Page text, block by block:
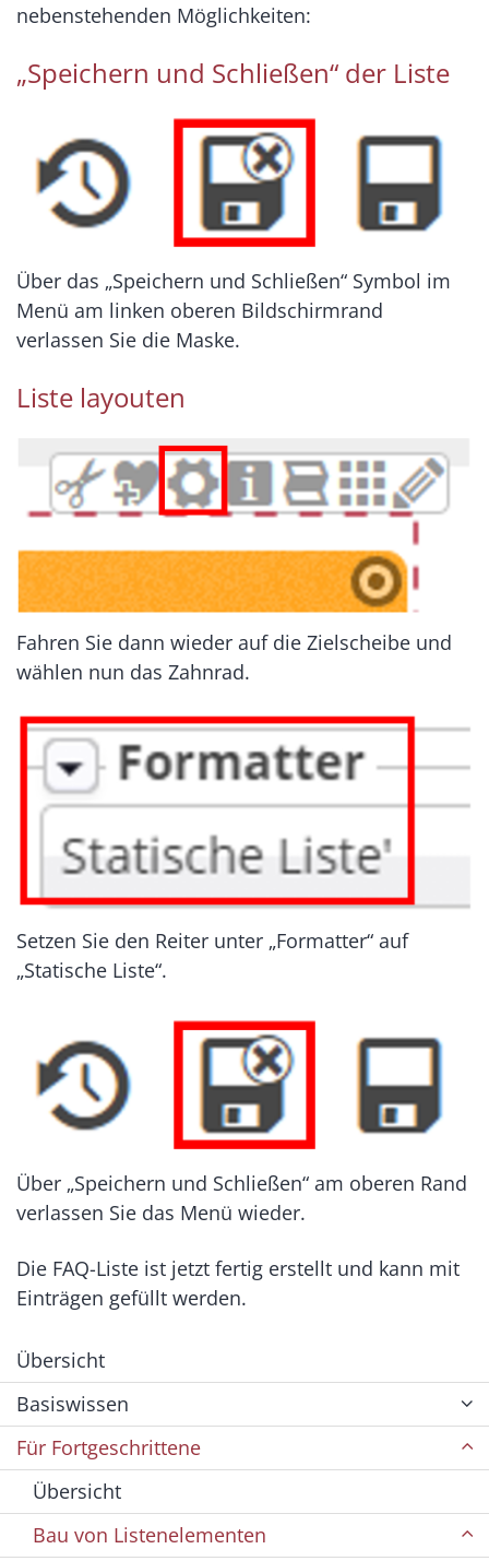
nebenstehenden Möglichkeiten:
„Speichern und Schließen“ der Liste
Über das „Speichern und Schließen“ Symbol im
Menü am linken oberen Bildschirmrand
verlassen Sie die Maske.
Liste layouten
Fahren Sie dann wieder auf die Zielscheibe und
wählen nun das Zahnrad.
Setzen Sie den Reiter unter „Formatter“ auf
„Statische Liste“.
Über „Speichern und Schließen“ am oberen Rand
verlassen Sie das Menü wieder.
Die FAQ-Liste ist jetzt fertig erstellt und kann mit
Einträgen gefüllt werden.
Übersicht
Basiswissen
Für Fortgeschrittene
Übersicht
Bau von Listenelementen